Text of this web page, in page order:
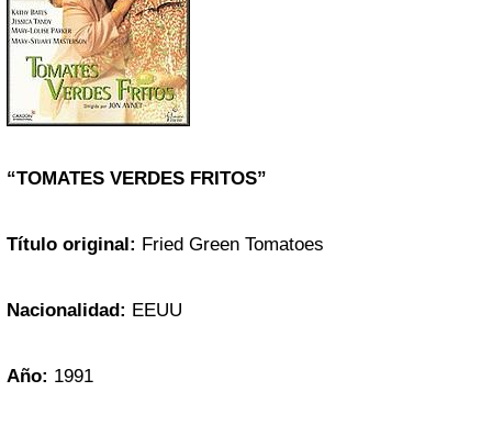
“TOMATES VERDES FRITOS”
Título original: Fried Green Tomatoes
Nacionalidad: EEUU
Año: 1991